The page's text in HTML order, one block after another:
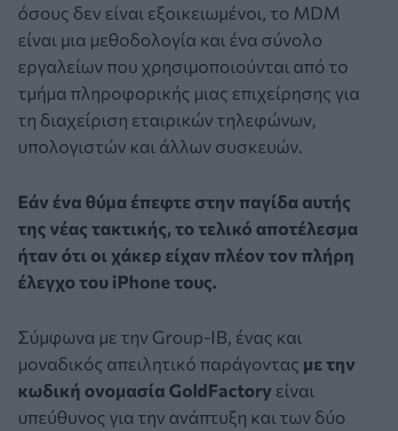
όσους δεν είναι εξοικειωμένοι, το MDM
είναι μια μεθοδολογία και ένα σύνολο
εργαλείων που χρησιμοποιούνται από το
τμήμα πληροφορικής μιας επιχείρησης για
τη διαχείριση εταιρικών τηλεφώνων,
υπολογιστών και άλλων συσκευών.
Εάν ένα θύμα έπεφτε στην παγίδα αυτής
της νέας τακτικής, το τελικό αποτέλεσμα
ήταν ότι οι χάκερ είχαν πλέον τον πλήρη
έλεγχο του iPhone τους.
Σύμφωνα με την Group-IB, ένας και
μοναδικός απειλητικό παράγοντας με την
κωδική ονομασία GoldFactory είναι
υπεύθυνος για την ανάπτυξη και των δύο